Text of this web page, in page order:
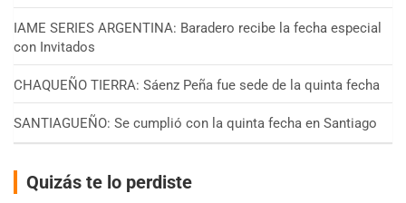
IAME SERIES ARGENTINA: Baradero recibe la fecha especial
con Invitados
CHAQUEÑO TIERRA: Sáenz Peña fue sede de la quinta fecha
SANTIAGUEÑO: Se cumplió con la quinta fecha en Santiago
Quizás te lo perdiste